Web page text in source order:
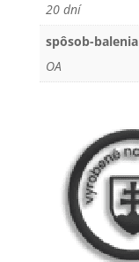
20 dní
spôsob-balenia
OA